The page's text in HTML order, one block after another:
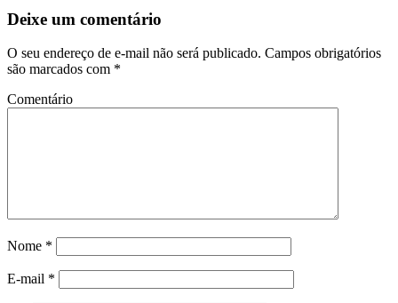
Deixe um comentário
O seu endereço de e-mail não será publicado. Campos obrigatórios
são marcados com *
Comentário
Nome *
E-mail *